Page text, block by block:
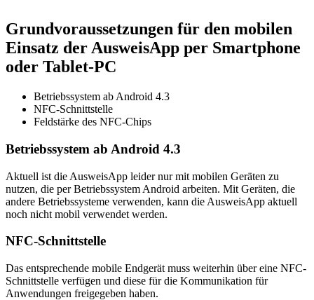
Grundvoraussetzungen für den mobilen
Einsatz der AusweisApp per Smartphone
oder Tablet-PC
Betriebssystem ab Android 4.3
NFC-Schnittstelle
Feldstärke des NFC-Chips
Betriebssystem ab Android 4.3
Aktuell ist die AusweisApp leider nur mit mobilen Geräten zu
nutzen, die per Betriebssystem Android arbeiten. Mit Geräten, die
andere Betriebssysteme verwenden, kann die AusweisApp aktuell
noch nicht mobil verwendet werden.
NFC-Schnittstelle
Das entsprechende mobile Endgerät muss weiterhin über eine NFC-
Schnittstelle verfügen und diese für die Kommunikation für
Anwendungen freigegeben haben.